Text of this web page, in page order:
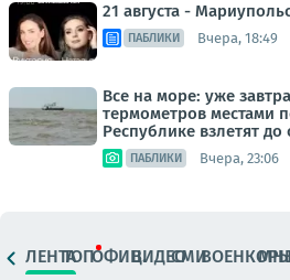
21 августа -
ПАБЛИКИ Вчера, 18:49
Все на море: уже
термометров местами
Республике взлетят до
ПАБЛИКИ Вчера, 23:06
ЛЕНТАТОПОФИЦ.ВИДЕОСМИ